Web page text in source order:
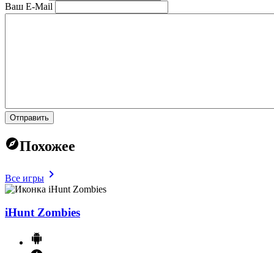
Ваш E-Mail
Отправить
Похожее
Все игры
iHunt Zombies